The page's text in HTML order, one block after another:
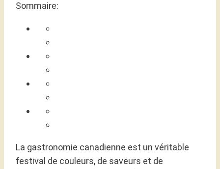
Sommaire:
La gastronomie canadienne est un véritable
festival de couleurs, de saveurs et de